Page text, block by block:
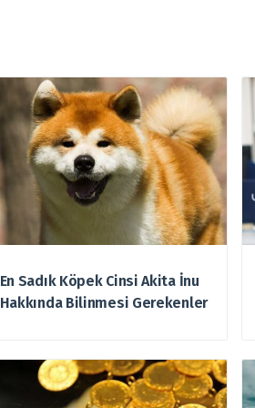
En Sadık Köpek Cinsi Akita İnu
Hakkında Bilinmesi Gerekenler